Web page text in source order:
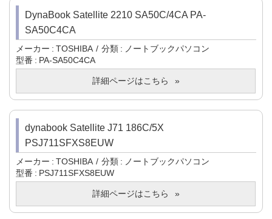
DynaBook Satellite 2210 SA50C/4CA PA-
SA50C4CA
メーカー TOSHIBA 分類
ノートブックパソコン
型番
PA-SA50C4CA
詳細ページはこちら
dynabook Satellite J71 186C/5X
PSJ711SFXS8EUW
メーカー TOSHIBA 分類
ノートブックパソコン
型番
PSJ711SFXS8EUW
詳細ページはこちら